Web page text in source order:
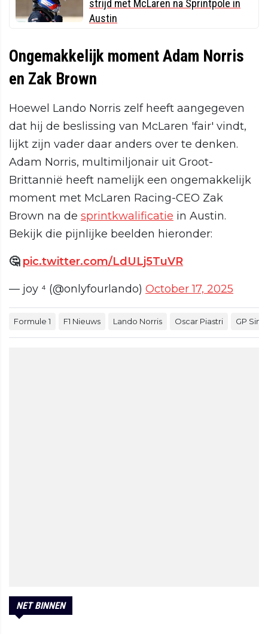
strijd met McLaren na Sprintpole in
Austin
Ongemakkelijk moment Adam Norris
en Zak Brown
Hoewel Lando Norris zelf heeft aangegeven
dat hij de beslissing van McLaren 'fair' vindt,
lijkt zijn vader daar anders over te denken.
Adam Norris, multimiljonair uit Groot-
Brittannië heeft namelijk een ongemakkelijk
moment met McLaren Racing-CEO Zak
Brown na de sprintkwalificatie in Austin.
Bekijk die pijnlijke beelden hieronder:
🤔 pic.twitter.com/LdULj5TuVR
— joy ⁴ (@onlyfourlando) October 17, 2025
Formule 1 F1 Nieuws Lando Norris Oscar Piastri GP
NET BINNEN